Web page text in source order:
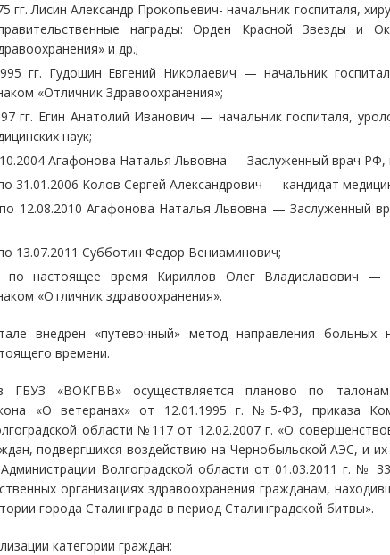
гг. Лисин Александр Прокопьевич- начальник госпиталя,
награды: Орден Красной Звезды и
и др.;
гг. Гудошин Евгений Николаевич — начальник
«Отличник Здравоохранения»;
гг. Егин Анатолий Иванович — начальник госпиталя,
наук;
Агафонова Наталья Львовна — Заслуженный врач РФ,
31.01.2006 Колов Сергей Александрович — кандидат
12.08.2010 Агафонова Наталья Львовна — Заслуженный
13.07.2011 Субботин Федор Вениаминович;
по настоящее время Кириллов Олег Владиславович —
«Отличник здравоохранения».
внедрен «путевочный» метод направления больных
времени.
в ГБУЗ «ВОКГВВ» осуществляется планово по
«О ветеранах» от 12.01.1995 г. №5-ФЗ, приказа
области №117 от 12.02.2007 г. «О
подвергшихся воздействию на Чернобыльской АЭС, и
Волгоградской области от 01.03.2011 г. №
организациях здравоохранения гражданам,
города Сталинграда в период Сталинградской битвы».
категории граждан: